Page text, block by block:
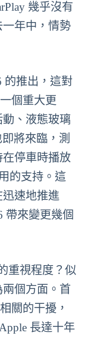
幾乎沒有
年中，情勢
的推出，這對
個重大更
、液態玻璃
將來臨，測
停車時播放
的支持。這
迅速地推進
帶來變更幾個
重視程度？似
個方面。首
關的干擾，
長達十年